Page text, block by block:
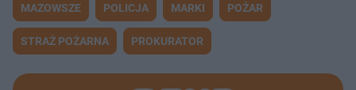
MAZOWSZE POLICJA MARKI POŻAR
STRAŻ POŻARNA PROKURATOR